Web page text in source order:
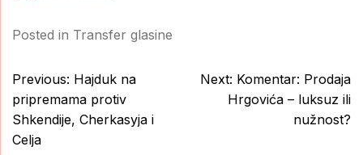
Posted in Transfer glasine
Post
navigation
Previous: Hajduk na
pripremama protiv
Shkendije, Cherkasyja i
Celja
Next: Komentar: Prodaja
Hrgovića – luksuz ili
nužnost?